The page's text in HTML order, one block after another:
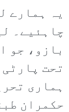
یہ ہمارے
چاہئیے۔
بازو، جو
تحت
ہماری
حکمران